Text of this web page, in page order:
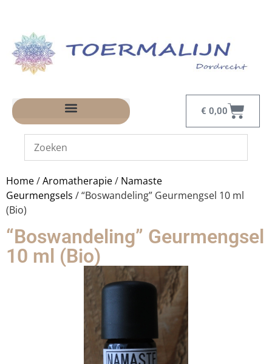
€ 0,00
Home/Aromatherapie/ Namaste
Geurmengsels / “Boswandeling” Geurmengsel 10 ml
(Bio)
“Boswandeling” Geurmengsel
10 ml (Bio)